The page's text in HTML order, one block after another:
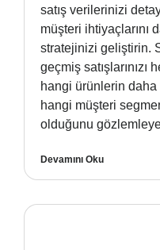
satış verilerinizi
müşteri ihtiyaçlarını
stratejinizi geliştirin.
geçmiş satışlarınızı
hangi ürünlerin
hangi müşteri
olduğunu
Devamını Oku